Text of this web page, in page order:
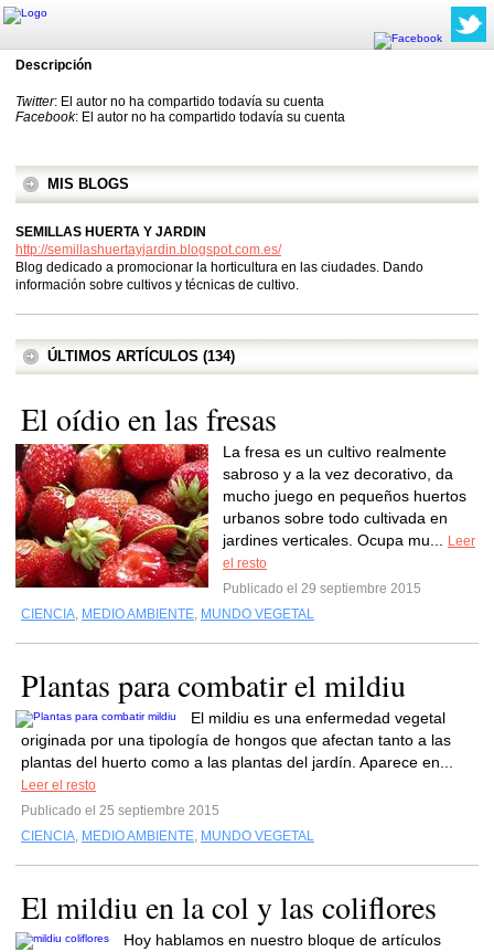
Descripción
Twitter: El autor no ha compartido todavía su cuenta
Facebook: El autor no ha compartido todavía su cuenta
MIS BLOGS
SEMILLAS HUERTA Y JARDIN
http://semillashuertayjardin.blogspot.com.es/
Blog dedicado a promocionar la horticultura en las ciudades. Dando
información sobre cultivos y técnicas de cultivo.
ÚLTIMOS ARTÍCULOS (134)
El oídio en las fresas
La fresa es un cultivo realmente
sabroso y a la vez decorativo, da
mucho juego en pequeños huertos
urbanos sobre todo cultivada en
jardines verticales. Ocupa mu...
Leer
el resto
Publicado el 29 septiembre 2015
CIENCIA, MEDIO AMBIENTE, MUNDO VEGETAL
Plantas para combatir el mildiu
El mildiu es una enfermedad vegetal
originada por una tipología de hongos que afectan tanto a las
plantas del huerto como a las plantas del jardín. Aparece en...
Leer el resto
Publicado el 25 septiembre 2015
CIENCIA, MEDIO AMBIENTE, MUNDO VEGETAL
El mildiu en la col y las coliflores
Hoy hablamos en nuestro bloque de artículos